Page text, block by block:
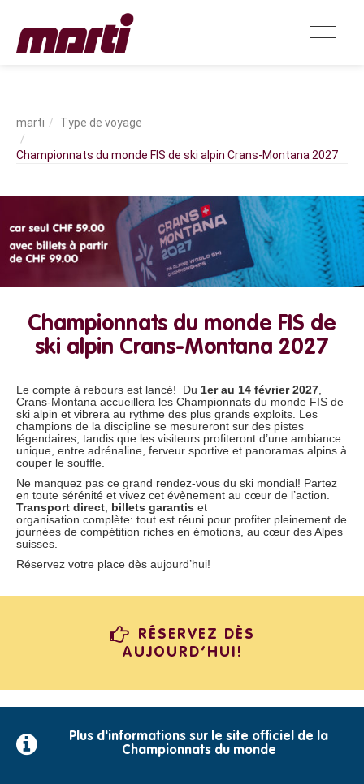
Type de voyage
Championnats du monde FIS de ski alpin Crans-Montana 2027
Championnats du monde FIS de
ski alpin Crans-Montana 2027
Le compte à rebours est lancé! Du 1er au 14 février 2027
Crans-Montana accueillera les Championnats du monde FIS de
ski alpin et vibrera au rythme des plus grands exploits. Les
champions de la discipline se mesureront sur des pistes
légendaires, tandis que les visiteurs profiteront d’une ambiance
unique, entre adrénaline, ferveur sportive et panoramas alpins à
couper le souffle.
Ne manquez pas ce grand rendez-vous du ski mondial! Partez
en toute sérénité et vivez cet évènement au cœur de l’action.
Transport direct billets garantis et
organisation complète: tout est réuni pour profiter pleinement de
journées de compétition riches en émotions au cœur des Alpes
suisses.
Réservez votre place dès aujourd’hui!
RÉSERVEZ DÈS
AUJOURD’HUI!
Plus d'informations sur le site officiel de la
Championnats du monde